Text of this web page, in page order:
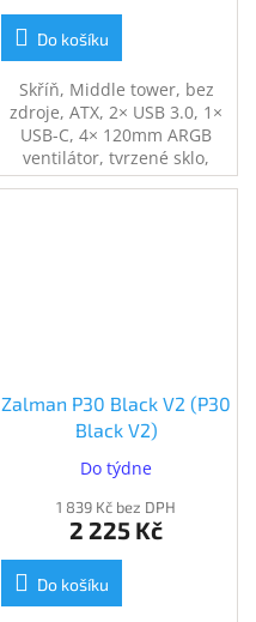
Do košíku
Skříň, Middle tower, bez
zdroje, ATX, 2× USB 3.0, 1×
USB-C, 4× 120mm ARGB
ventilátor, tvrzené sklo,
černá
Zalman P30 Black V2 (P30
Black V2)
Do týdne
1 839 Kč bez DPH
2 225 Kč
Do košíku